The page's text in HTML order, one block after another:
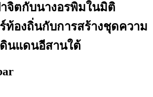
จิตกับนางอรพิมในมิติ
ท้องถิ่นกับการสร้างชุดความ
นแดนอีสานใต้